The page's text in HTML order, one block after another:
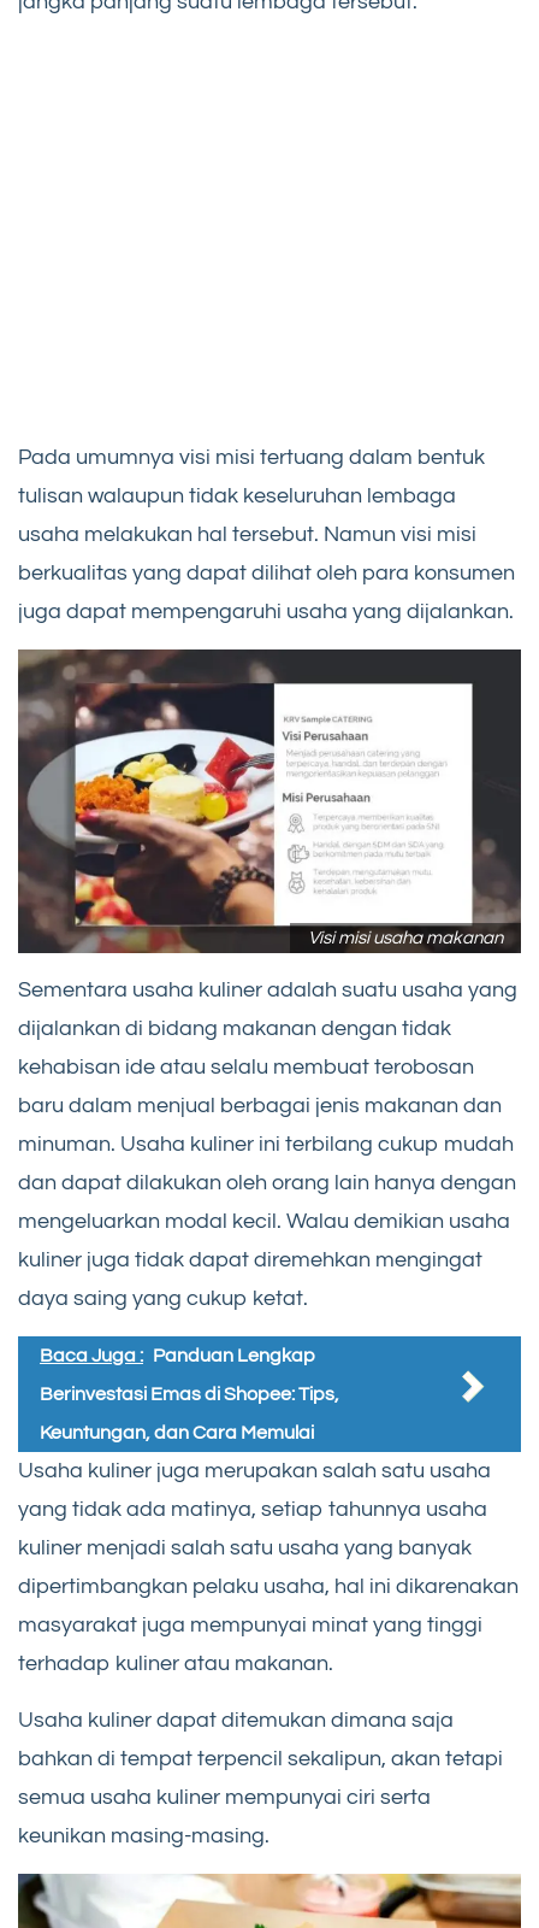
Pada umumnya visi misi tertuang dalam bentuk
tulisan walaupun tidak keseluruhan lembaga
usaha melakukan hal tersebut. Namun visi misi
berkualitas yang dapat dilihat oleh para konsumen
juga dapat mempengaruhi usaha yang dijalankan.
Visi misi usaha makanan
Sementara usaha kuliner adalah suatu usaha yang
dijalankan di bidang makanan dengan tidak
kehabisan ide atau selalu membuat terobosan
baru dalam menjual berbagai jenis makanan dan
minuman. Usaha kuliner ini terbilang cukup mudah
dan dapat dilakukan oleh orang lain hanya dengan
mengeluarkan modal kecil. Walau demikian usaha
kuliner juga tidak dapat diremehkan mengingat
daya saing yang cukup ketat.
Baca Juga : Panduan Lengkap
Berinvestasi Emas di Shopee: Tips,
Keuntungan, dan Cara Memulai
Usaha kuliner juga merupakan salah satu usaha
yang tidak ada matinya, setiap tahunnya usaha
kuliner menjadi salah satu usaha yang banyak
dipertimbangkan pelaku usaha, hal ini dikarenakan
masyarakat juga mempunyai minat yang tinggi
terhadap kuliner atau makanan.
Usaha kuliner dapat ditemukan dimana saja
bahkan di tempat terpencil sekalipun, akan tetapi
semua usaha kuliner mempunyai ciri serta
keunikan masing-masing.